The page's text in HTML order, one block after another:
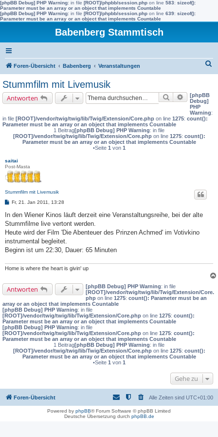
[phpBB Debug] PHP Warning: in file [ROOT]/phpbb/session.php on line 583: sizeof():
Parameter must be an array or an object that implements Countable
[phpBB Debug] PHP Warning: in file [ROOT]/phpbb/session.php on line 639: sizeof():
Parameter must be an array or an object that implements Countable
Babenberg Stammtisch
Foren-Übersicht Babenberg Veranstaltungen
Stummfilm mit Livemusik
Antworten Suche Erweiterte
[phpBB
Debug]
PHP
Warning:
in file [ROOT]/vendor/twig/twig/lib/Twig/Extension/Core.php on line 1275: count():
Parameter must be an array or an object that implements Countable
1 Beitrag[phpBB Debug] PHP Warning: in file
[ROOT]/vendor/twig/twig/lib/Twig/Extension/Core.phpon line 1275: count():
Parameter must be an array or an object that implements Countable
•Seite 1 von 1
saitai
Post-Masta
Stummfilm mit Livemusik
B
i
r
a
Fr, 21. Jan 2011, 13:28
In den Wiener Kinos läuft derzeit eine Veranstaltungsreihe, bei der alte
Stummfilme live vertont werden.
Heute wird der Film 'Die Abenteuer des Prinzen Achmed' im Votivkino
instrumental begleitet.
Beginn ist um 22:30, Dauer: 65 Minuten
Home is where the heart is givin' up
Antworten [phpBB Debug] PHP Warning: in file
[ROOT]/vendor/twig/twig/lib/Twig/Extension/Core.
php on line 1275: count(): Parameter must be an
array or an object that implements Countable
[phpBB Debug] PHP Warning: in file
[ROOT]/vendor/twig/twig/lib/Twig/Extension/Core.php on line 1275: count():
Parameter must be an array or an object that implements Countable
[phpBB Debug] PHP Warning: in file
[ROOT]/vendor/twig/twig/lib/Twig/Extension/Core.php on line 1275: count():
Parameter must be an array or an object that implements Countable
1 Beitrag[phpBB Debug] PHP Warning: in file
[ROOT]/vendor/twig/twig/lib/Twig/Extension/Core.phpon line 1275: count():
Parameter must be an array or an object that implements Countable
•Seite 1 von 1
Gehe zu
Foren-Übersicht Alle Zeiten sind UTC+01:00
Powered by phpBB® Forum Software © phpBB Limited
Deutsche Übersetzung durch phpBB.de